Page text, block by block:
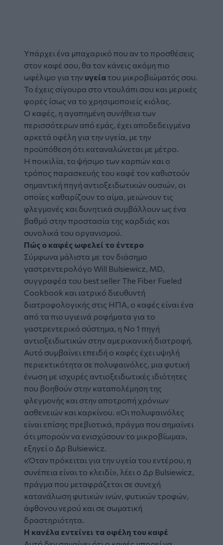
Υπάρχει ένα μπαχαρικό που αν το προσθέσεις
στον καφέ σου, θα τον κάνεις ακόμη πιο
ωφέλιμο για την υγείατου μικροβιώματός σου.
Το έχεις σίγουρα στο ντουλάπι σου και μερικές
φορές ίσως να το χρησιμοποιείς κιόλας.
Ο καφές, η αγαπημένη συνήθεια των
περισσότερων από εμάς, έχει αποδεδειγμένα
αρκετά οφέλη για την υγεία, με την
προϋπόθεση ότι καταναλώνεται με μέτρο.
Η ποικιλία, το ψήσιμο των καρπών και ο
τρόπος παρασκευής του καφέ τον καθιστούν
σημαντική πηγή αντιοξειδωτικών ουσιών, οι
οποίες καθαρίζουν το αίμα, μειώνουν τις
φλεγμονές και δυνητικά συμβάλλουν ως ένα
βαθμό στην προστασία της καρδιάς και
συνολικά του οργανισμού.
Πώς ο καφές ωφελεί το έντερο
Σύμφωνα μάλιστα με τον διάσημο
γαστρεντερολόγο Will Bulsiewicz, MD,
συγγραφέα του best seller The Fiber Fueled
Cookbook και ιατρικό διευθυντή
διατροφολογικής στις ΗΠΑ, ο καφές είναι ένα
από τα πιο υγιεινά ροφήματα για το
γαστρεντερικό σύστημα, η Νο 1 πηγή
αντιοξειδωτικών στην αμερικανική διατροφή.
Αυτό συμβαίνει επειδή ο καφές έχει υψηλή
περιεκτικότητα σε πολυφαινόλες, μια φυτική
ένωση με ισχυρές αντιοξειδωτικές ιδιότητες
που βοηθούν στην καταπολέμηση της
φλεγμονής και στην αποτροπή χρόνιων
ασθενειών και καρκίνου. «Οι πολυφαινόλες
είναι επίσης πρεβιοτικά, πράγμα που σημαίνει
ότι μπορούν να ενισχύσουν το μικροβίωμα»,
εξηγεί ο Δρ Bulsiewicz.
«Όταν πρόκειται για την υγεία του εντέρου, η
συνέπεια είναι το κλειδί», λέει ο Δρ Bulsiewicz,
πράγμα που μεταφράζεται σε συνεχή
κατανάλωση φυτικών ινών, φυτικών τροφών,
άφθονου νερού και σε σωματική
δραστηριότητα.
Η κανέλα εντείνει τα οφέλη του καφέ